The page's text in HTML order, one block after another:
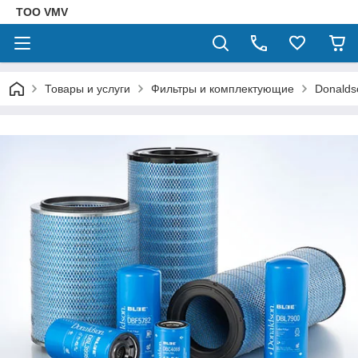
ТОО VMV
Товары и услуги Фильтры и комплектующие